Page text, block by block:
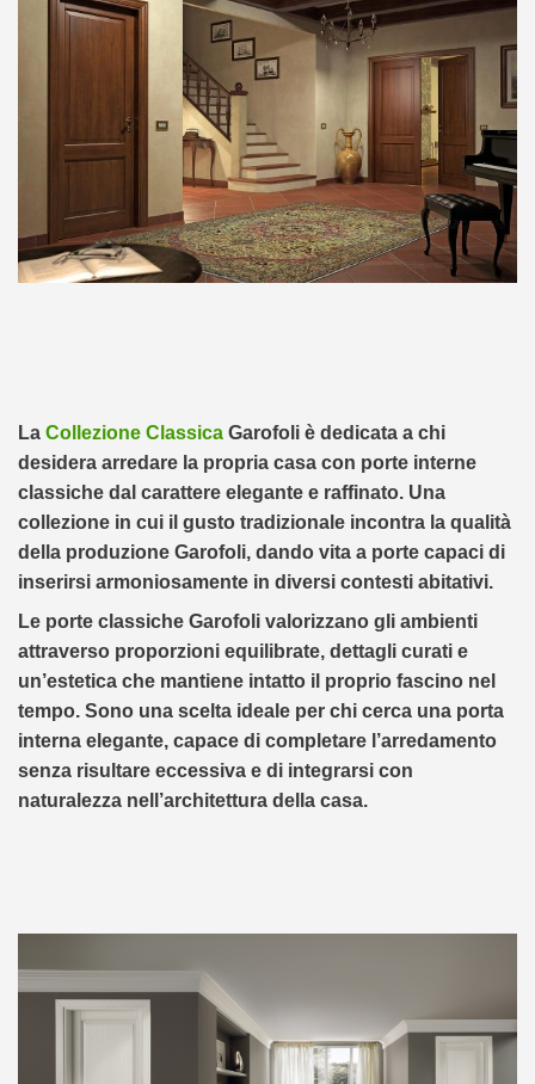
La Collezione Classica Garofoli è dedicata a chi
desidera arredare la propria casa con porte interne
classiche dal carattere elegante e raffinato. Una
collezione in cui il gusto tradizionale incontra la qualità
della produzione Garofoli, dando vita a porte capaci di
inserirsi armoniosamente in diversi contesti abitativi.
Le porte classiche Garofoli valorizzano gli ambienti
attraverso proporzioni equilibrate, dettagli curati e
un’estetica che mantiene intatto il proprio fascino nel
tempo. Sono una scelta ideale per chi cerca una porta
interna elegante, capace di completare l’arredamento
senza risultare eccessiva e di integrarsi con
naturalezza nell’architettura della casa.